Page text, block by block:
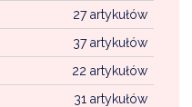
27 artykułów
37 artykułów
22 artykułów
31 artykułów